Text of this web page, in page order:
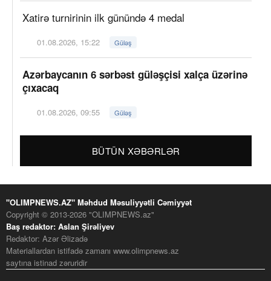
Xatirə turnirinin ilk günündə 4 medal
01.08.2026, 15:22 Güləş
Azərbaycanın 6 sərbəst güləşçisi xalça üzərinə
çıxacaq
01.08.2026, 09:55 Güləş
BÜTÜN XƏBƏRLƏR
"OLIMPNEWS.AZ" Məhdud Məsuliyyətli Cəmiyyət
Copyright © 2013-2026 "OLIMPNEWS.az"
Baş redaktor: Aslan Şirəliyev
Redaktor: Azər Əlizadə
Materiallardan istifadə zamanı www.olimpnews.az
saytına istinad zəruridir